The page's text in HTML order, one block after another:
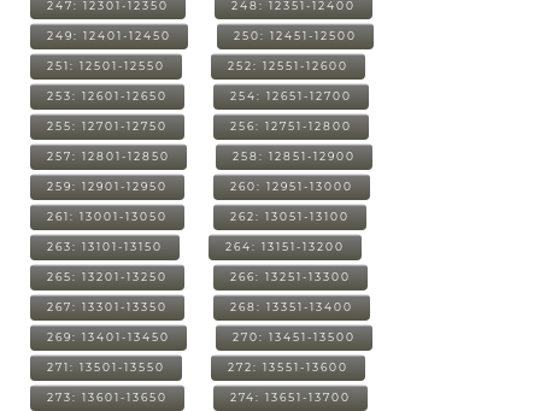
247: 12301-12350 248: 12351-12400
249: 12401-12450 250: 12451-12500
251: 12501-12550 252: 12551-12600
253: 12601-12650 254: 12651-12700
255: 12701-12750 256: 12751-12800
257: 12801-12850 258: 12851-12900
259: 12901-12950 260: 12951-13000
261: 13001-13050 262: 13051-13100
263: 13101-13150 264: 13151-13200
265: 13201-13250 266: 13251-13300
267: 13301-13350 268: 13351-13400
269: 13401-13450 270: 13451-13500
271: 13501-13550 272: 13551-13600
273: 13601-13650 274: 13651-13700